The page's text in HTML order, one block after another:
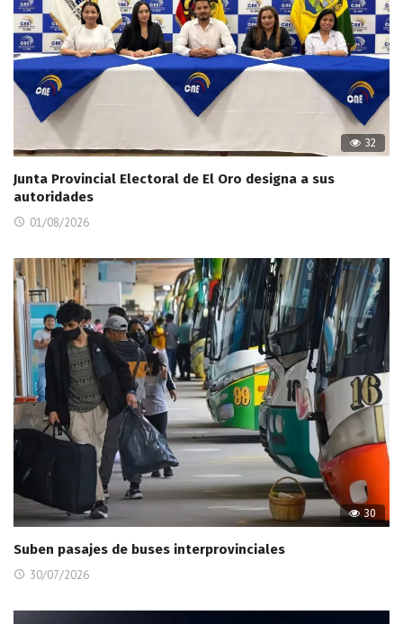
32
Junta Provincial Electoral de El Oro designa a sus
autoridades
01/08/2026
30
Suben pasajes de buses interprovinciales
30/07/2026